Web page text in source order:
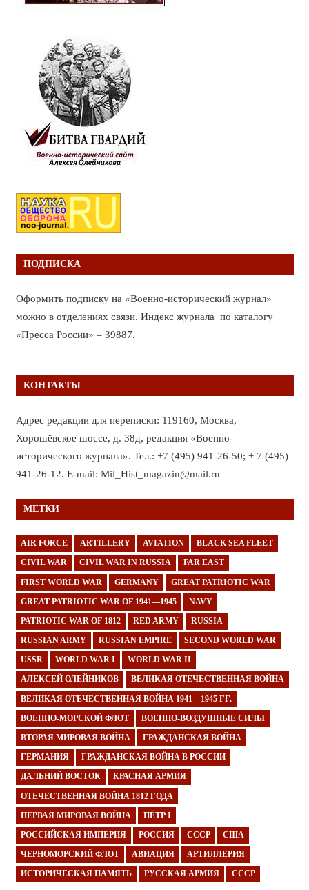
ПОДПИСКА
Оформить подписку на «Военно-исторический журнал»
можно в отделениях связи. Индекс журнала по каталогу
«Пресса России» – 39887.
КОНТАКТЫ
Адрес редакции для переписки: 119160, Москва,
Хорошёвское шоссе, д. 38д, редакция «Военно-
исторического журнала». Тел.: +7 (495) 941-26-50; + 7 (495)
941-26-12. E-mail: Mil_Hist_magazin@mail.ru
МЕТКИ
AIR FORCE ARTILLERY AVIATION BLACK SEA FLEET
CIVIL WAR CIVIL WAR IN RUSSIA FAR EAST
FIRST WORLD WAR GERMANY GREAT PATRIOTIC WAR
GREAT PATRIOTIC WAR OF 1941—1945 NAVY
PATRIOTIC WAR OF 1812 RED ARMY RUSSIA
RUSSIAN ARMY RUSSIAN EMPIRE SECOND WORLD WAR
USSR WORLD WAR I WORLD WAR II
АЛЕКСЕЙ ОЛЕЙНИКОВ ВЕЛИКАЯ ОТЕЧЕСТВЕННАЯ ВОЙНА
ВЕЛИКАЯ ОТЕЧЕСТВЕННАЯ ВОЙНА 1941—1945 ГГ.
ВОЕННО-МОРСКОЙ ФЛОТ ВОЕННО-ВОЗДУШНЫЕ СИЛЫ
ВТОРАЯ МИРОВАЯ ВОЙНА ГРАЖДАНСКАЯ ВОЙНА
ГЕРМАНИЯ ГРАЖДАНСКАЯ ВОЙНА В РОССИИ
ДАЛЬНИЙ ВОСТОК КРАСНАЯ АРМИЯ
ОТЕЧЕСТВЕННАЯ ВОЙНА 1812 ГОДА
ПЕРВАЯ МИРОВАЯ ВОЙНА ПЁТР I
РОССИЙСКАЯ ИМПЕРИЯ РОССИЯ СССР США
ЧЕРНОМОРСКИЙ ФЛОТ АВИАЦИЯ АРТИЛЛЕРИЯ
ИСТОРИЧЕСКАЯ ПАМЯТЬ РУССКАЯ АРМИЯ СССР